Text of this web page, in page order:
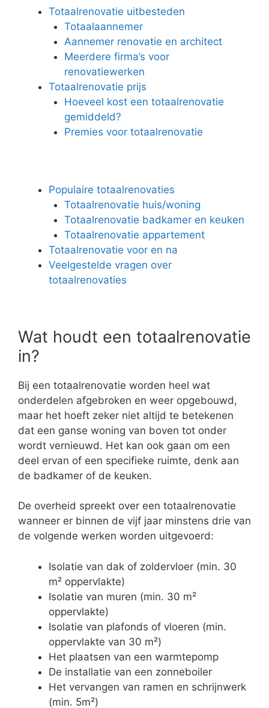
Totaalrenovatie uitbesteden
Totaalaannemer
Aannemer renovatie en architect
Meerdere firma’s voor
renovatiewerken
Totaalrenovatie prijs
Hoeveel kost een totaalrenovatie
gemiddeld?
Premies voor totaalrenovatie
Populaire totaalrenovaties
Totaalrenovatie huis/woning
Totaalrenovatie badkamer en keuken
Totaalrenovatie appartement
Totaalrenovatie voor en na
Veelgestelde vragen over
totaalrenovaties
Wat houdt een totaalrenovatie
in?
Bij een totaalrenovatie worden heel wat
onderdelen afgebroken en weer opgebouwd,
maar het hoeft zeker niet altijd te betekenen
dat een ganse woning van boven tot onder
wordt vernieuwd. Het kan ook gaan om een
deel ervan of een specifieke ruimte, denk aan
de badkamer of de keuken.
De overheid spreekt over een totaalrenovatie
wanneer er binnen de vijf jaar minstens drie van
de volgende werken worden uitgevoerd:
Isolatie van dak of zoldervloer (min. 30
m² oppervlakte)
Isolatie van muren (min. 30 m²
oppervlakte)
Isolatie van plafonds of vloeren (min.
oppervlakte van 30 m²)
Het plaatsen van een warmtepomp
De installatie van een zonneboiler
Het vervangen van ramen en schrijnwerk
(min. 5m²)